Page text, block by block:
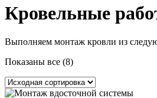
Кровельные
Выполняем монтаж кровли из
Показаны все (8)